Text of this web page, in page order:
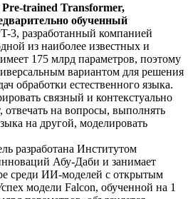
Pre-trained Transformer,
обученный
3, разработанный компанией
из наиболее известных и
175 млрд параметров, поэтому
вариантом для решения
обработки естественного языка.
связный и контекстуально
отвечать на вопросы, выполнять
на другой, моделировать
разработана Институтом
Абу-Даби и занимает
среди ИИ-моделей с открытым
модели Falcon, обученной на 1